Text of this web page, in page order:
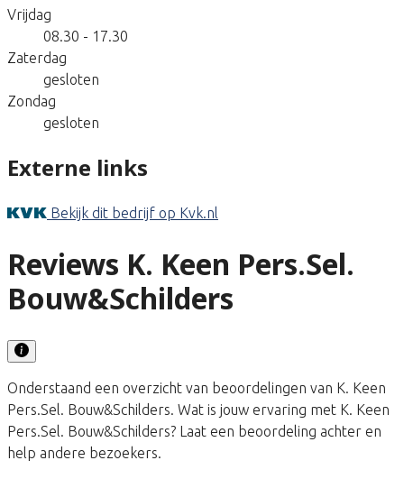
Vrijdag
08.30 - 17.30
Zaterdag
gesloten
Zondag
gesloten
Externe links
Bekijk dit bedrijf op Kvk.nl
Reviews K. Keen Pers.Sel.
Bouw&Schilders
Onderstaand een overzicht van beoordelingen van K. Keen
Pers.Sel. Bouw&Schilders. Wat is jouw ervaring met K. Keen
Pers.Sel. Bouw&Schilders? Laat een beoordeling achter en
help andere bezoekers.